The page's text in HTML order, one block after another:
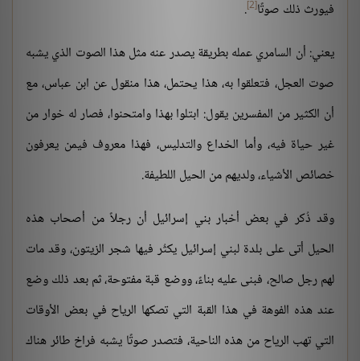
فيورث ذلك صوتًا[2]
.
يعني: أن السامري عمله بطريقة يصدر عنه مثل هذا الصوت الذي يشبه
صوت العجل، فتعلقوا به، هذا يحتمل، هذا منقول عن ابن عباس، مع
أن الكثير من المفسرين يقول: ابتلوا بهذا وامتحنوا، فصار له خوار من
غير حياة فيه، وأما الخداع والتدليس، فهذا معروف فيمن يعرفون
خصائص الأشياء، ولديهم من الحيل اللطيفة.
وقد ذُكر في بعض أخبار بني إسرائيل أن رجلاً من أصحاب هذه
الحيل أتى على بلدة لبني إسرائيل يكثُر فيها شجر الزيتون، وقد مات
لهم رجل صالح، فبنى عليه بناءً، ووضع قبة مفتوحة، ثم بعد ذلك وضع
عند هذه الفوهة في هذا القبة التي تصكها الرياح في بعض الأوقات
التي تهب الرياح من هذه الناحية، فتصدر صوتًا يشبه فراخ طائر هناك